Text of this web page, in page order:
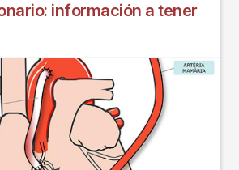
información a tener